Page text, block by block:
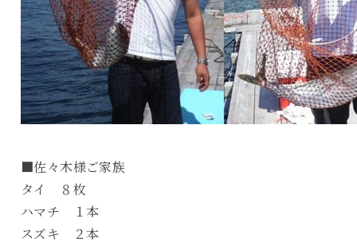
■佐々木様ご家族
タイ ８枚
ハマチ １本
スズキ ２本